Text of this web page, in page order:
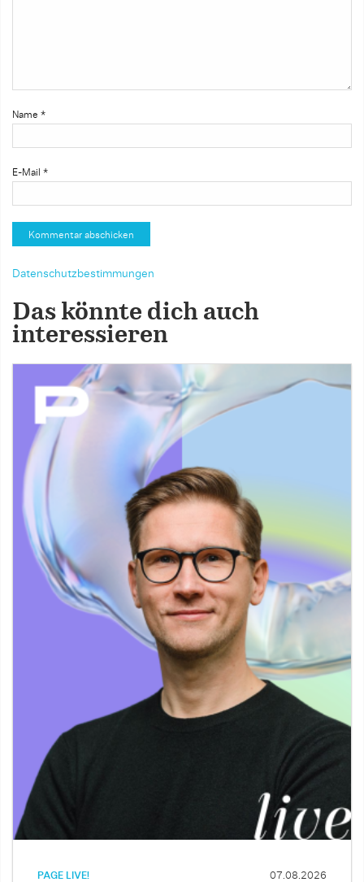
Name *
E-Mail *
Datenschutzbestimmungen
Das könnte dich auch
interessieren
PAGE LIVE! 07.08.2026